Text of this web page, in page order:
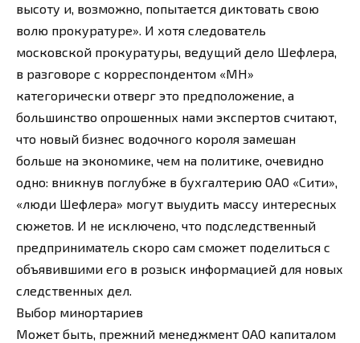
высоту и, возможно, попытается диктовать свою
волю прокуратуре». И хотя следователь
московской прокуратуры, ведущий дело Шефлера,
в разговоре с корреспондентом «МН»
категорически отверг это предположение, а
большинство опрошенных нами экспертов считают,
что новый бизнес водочного короля замешан
больше на экономике, чем на политике, очевидно
одно: вникнув поглубже в бухгалтерию ОАО «Сити»,
«люди Шефлера» могут выудить массу интересных
сюжетов. И не исключено, что подследственный
предприниматель скоро сам сможет поделиться с
объявившими его в розыск информацией для новых
следственных дел.
Выбор минортариев
Может быть, прежний менеджмент ОАО капиталом